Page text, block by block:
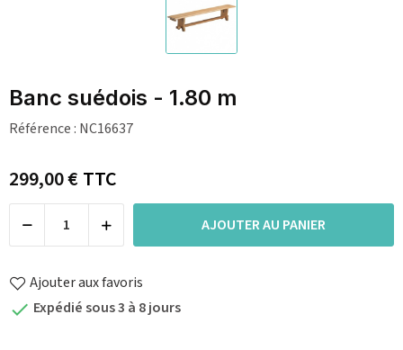
Banc suédois - 1.80 m
Référence : NC16637
299,00 €TTC
AJOUTER AU PANIER
Ajouter aux favoris
 Expédié sous 3 à 8 jours